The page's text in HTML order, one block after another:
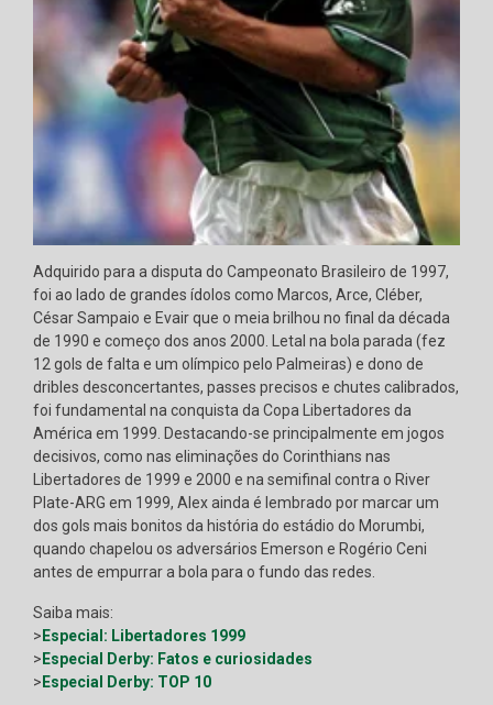
Adquirido para a disputa do Campeonato Brasileiro de 1997,
foi ao lado de grandes ídolos como Marcos, Arce, Cléber,
César Sampaio e Evair que o meia brilhou no final da década
de 1990 e começo dos anos 2000. Letal na bola parada (fez
12 gols de falta e um olímpico pelo Palmeiras) e dono de
dribles desconcertantes, passes precisos e chutes calibrados,
foi fundamental na conquista da Copa Libertadores da
América em 1999. Destacando-se principalmente em jogos
decisivos, como nas eliminações do Corinthians nas
Libertadores de 1999 e 2000 e na semifinal contra o River
Plate-ARG em 1999, Alex ainda é lembrado por marcar um
dos gols mais bonitos da história do estádio do Morumbi,
quando chapelou os adversários Emerson e Rogério Ceni
antes de empurrar a bola para o fundo das redes.
Saiba mais:
> Especial: Libertadores 1999
> Especial Derby: Fatos e curiosidades
> Especial Derby: TOP 10